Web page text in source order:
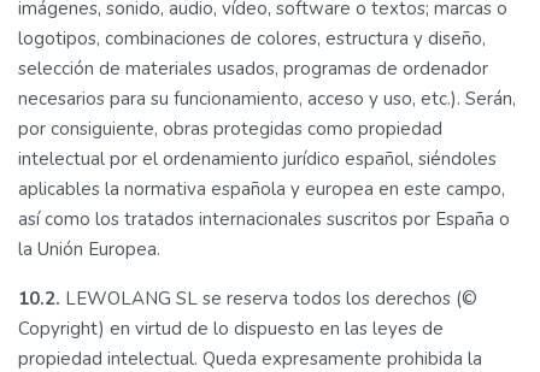
imágenes, sonido, audio, vídeo, software o textos; marcas o
logotipos, combinaciones de colores, estructura y diseño,
selección de materiales usados, programas de ordenador
necesarios para su funcionamiento, acceso y uso, etc.). Serán,
por consiguiente, obras protegidas como propiedad
intelectual por el ordenamiento jurídico español, siéndoles
aplicables la normativa española y europea en este campo,
así como los tratados internacionales suscritos por España o
la Unión Europea.
10.2. LEWOLANG SL se reserva todos los derechos (©
Copyright) en virtud de lo dispuesto en las leyes de
propiedad intelectual. Queda expresamente prohibida la